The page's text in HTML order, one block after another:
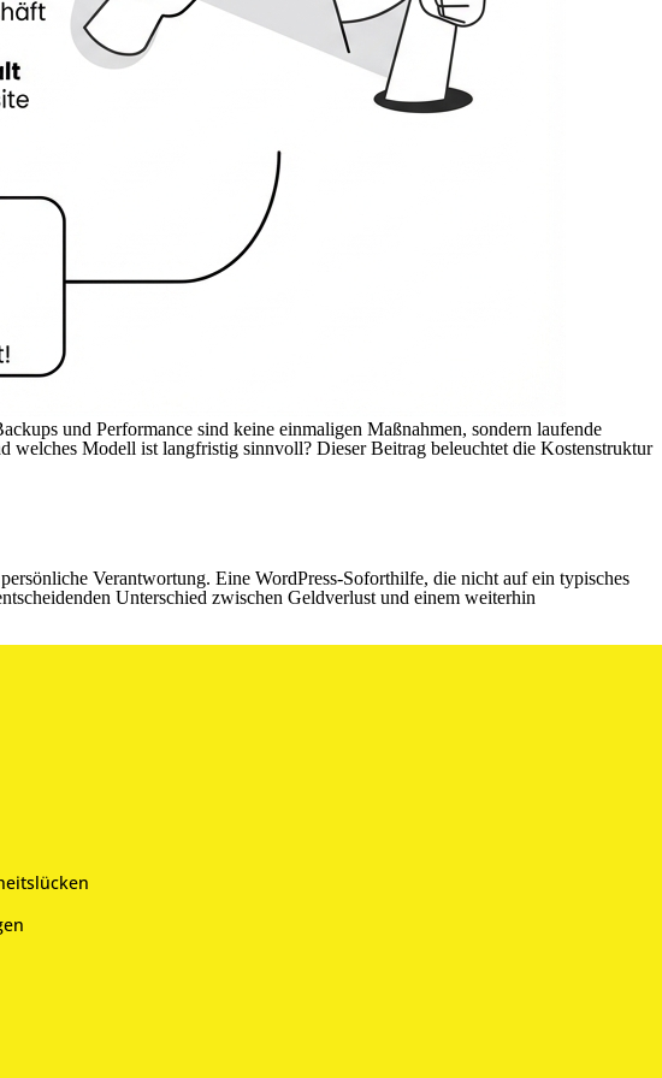
und Performance sind keine einmaligen Maßnahmen, sondern laufende
Modell ist langfristig sinnvoll? Dieser Beitrag beleuchtet die Kostenstruktur
Verantwortung. Eine WordPress-Soforthilfe, die nicht auf ein typisches
Unterschied zwischen Geldverlust und einem weiterhin